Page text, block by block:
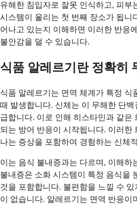
유해한 침입자로 잘못 인식하고, 피부
시스템이 울리는 첫 번째 장소가 됩니
어나고 있는지 이해하면 이러한 반응
불안감을 덜 수 있습니다.
식품 알레르기란 정확히
식품 알레르기는 면역 체계가 특정 식
때 발생합니다. 신체는 이 무해한 단백
급합니다. 이로 인해 히스타민과 같은
되는 방어 반응이 시작됩니다. 이러한
나는 증상을 포함하여 경험하는 신체
이는 음식 불내증과는 다르며, 이해하
불내증은 소화 시스템이 특정 음식을
것을 포함합니다. 불편함을 느낄 수
이 없습니다. 알레르기는 면역 반응이